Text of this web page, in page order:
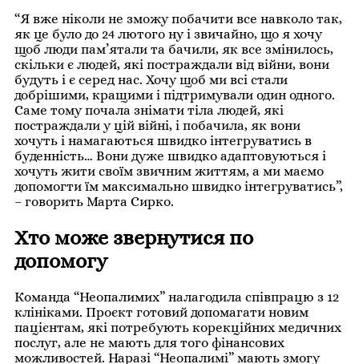
“Я вже ніколи не зможу побачити все навколо так,
як це було до 24 лютого ну і звичайно, що я хочу
щоб люди пам’ятали та бачили, як все змінилось,
скільки є людей, які постраждали від війни, вони
будуть і є серед нас. Хочу щоб ми всі стали
добрішими, кращими і підтримували один одного.
Саме тому почала знімати тіла людей, які
постраждали у цій війні, і побачила, як вони
хочуть і намагаються швидко інтегруватись в
буденність… Вони дуже швидко адаптовуються і
хочуть жити своїм звичним життям, а ми маємо
допомогти їм максимально швидко інтегруватись”,
– говорить Марта Сирко.
Хто може звернутися по
допомогу
Команда “Неопалимих” налагодила співпрацю з 12
клініками. Проєкт готовий допомагати новим
пацієнтам, які потребують корекційних медичних
послуг, але не мають для того фінансових
можливостей. Наразі “Неопалимі” мають змогу